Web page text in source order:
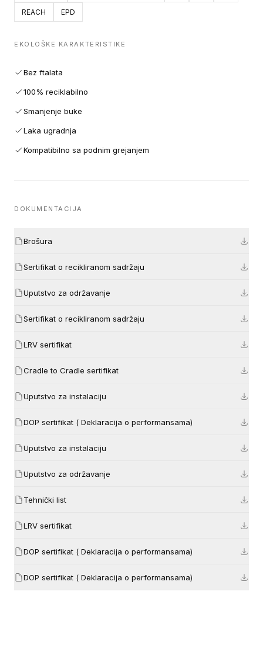
REACH EPD
EKOLOŠKE KARAKTERISTIKE
Bez ftalata
100% reciklabilno
Smanjenje buke
Laka ugradnja
Kompatibilno sa podnim grejanjem
DOKUMENTACIJA
Brošura
Sertifikat o recikliranom sadržaju
Uputstvo za održavanje
Sertifikat o recikliranom sadržaju
LRV sertifikat
Cradle to Cradle sertifikat
Uputstvo za instalaciju
DOP sertifikat ( Deklaracija o performansama)
Uputstvo za instalaciju
Uputstvo za održavanje
Tehnički list
LRV sertifikat
DOP sertifikat ( Deklaracija o performansama)
DOP sertifikat ( Deklaracija o performansama)